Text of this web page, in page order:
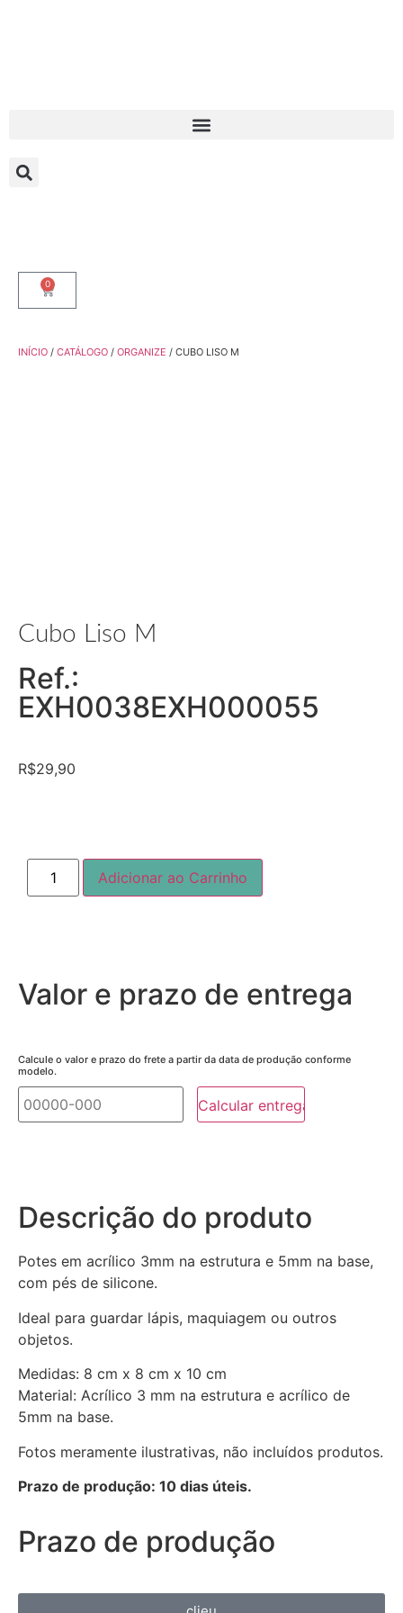
0
INÍCIO / CATÁLOGO / ORGANIZE / CUBO LISO M
Cubo Liso M
Ref.:
EXH0038EXH000055
R$29,90
Adicionar ao Carrinho
Valor e prazo de entrega
Calcule o valor e prazo do frete a partir da data de produção conforme
modelo.
Descrição do produto
Potes em acrílico 3mm na estrutura e 5mm na base,
com pés de silicone.
Ideal para guardar lápis, maquiagem ou outros
objetos.
Medidas: 8 cm x 8 cm x 10 cm
Material: Acrílico 3 mm na estrutura e acrílico de
5mm na base.
Fotos meramente ilustrativas, não incluídos produtos.
Prazo de produção: 10 dias úteis.
Prazo de produção